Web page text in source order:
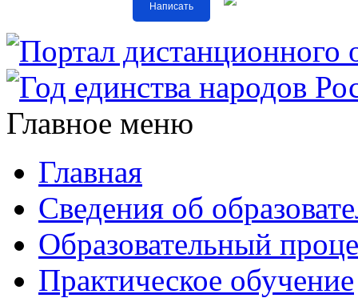
Написать
Главное меню
Главная
Сведения об
Образовательный
Практическое обучение